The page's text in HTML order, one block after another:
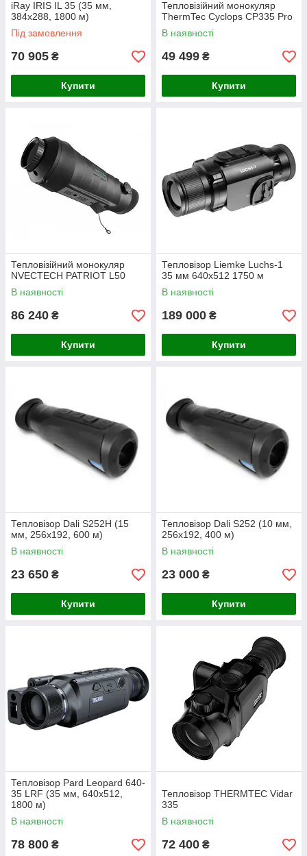
iRay IRIS IL 35 (35 мм,
384x288, 1800 м)
Під замовлення
70 905 ₴
Купити
Тепловізійний монокуляр
ThermTec Cyclops CP335 Pro
В наявності
49 499 ₴
Купити
Тепловізійний монокуляр
NVECTECH PATRIOT L50
В наявності
86 240 ₴
Купити
Тепловізор Liemke Luchs-1
35 мм 640x512 1750 м
В наявності
189 000 ₴
Купити
Тепловізор Dali S252H (15
мм, 256х192, 600 м)
В наявності
23 650 ₴
Купити
Тепловізор Dali S252 (10 мм,
256х192, 400 м)
В наявності
23 000 ₴
Купити
Тепловізор Pard Leopard 640-
35 LRF (35 мм, 640х512,
1800 м)
В наявності
78 800 ₴
Тепловізор THERMTEC Vidar
335
В наявності
72 400 ₴